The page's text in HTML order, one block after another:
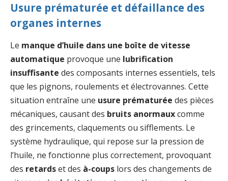
Usure prématurée et défaillance des
organes internes
Le manque d’huile dans une boîte de vitesse
automatique provoque une lubrification
insuffisante des composants internes essentiels, tels
que les pignons, roulements et électrovannes. Cette
situation entraîne une usure prématurée des pièces
mécaniques, causant des bruits anormauxcomme
des grincements, claquements ou sifflements. Le
système hydraulique, qui repose sur la pression de
l’huile, ne fonctionne plus correctement, provoquant
des retardset des à-coups lors des changements de